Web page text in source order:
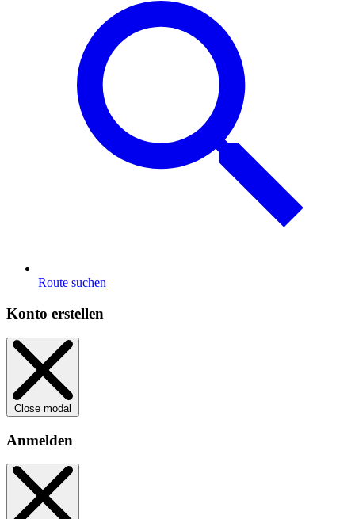
Route suchen
Konto erstellen
Close modal
Anmelden